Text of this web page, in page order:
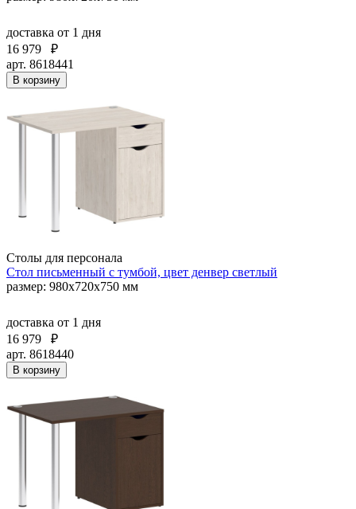
доставка от 1 дня
16 979
₽
арт. 8618441
В корзину
Столы для персонала
Стол письменный с тумбой, цвет денвер светлый
размер: 980х720х750 мм
доставка от 1 дня
16 979
₽
арт. 8618440
В корзину